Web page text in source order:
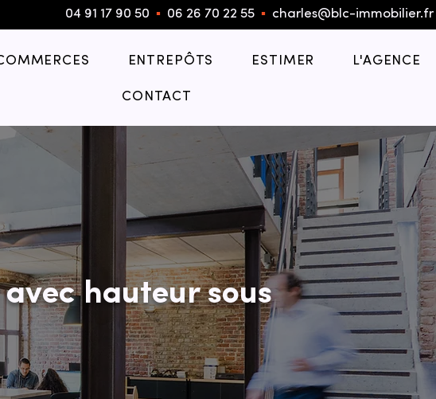
04 91 17 90 50 ▪︎ 06 26 70 22 55 ▪︎ charles@blc-immobilier.fr
ENTREPÔTS ESTIMER L'AGENCE
CONTACT
hauteur sous